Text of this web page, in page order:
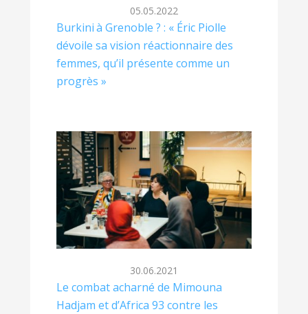
05.05.2022
Burkini à Grenoble ? : « Éric Piolle
dévoile sa vision réactionnaire des
femmes, qu’il présente comme un
progrès »
30.06.2021
Le combat acharné de Mimouna
Hadjam et d’Africa 93 contre les